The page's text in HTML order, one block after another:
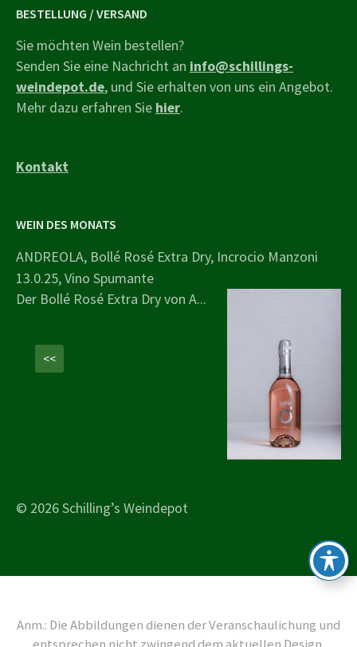
BESTELLUNG / VERSAND
Sie möchten Wein bestellen?
Senden Sie eine Nachricht an info@schillings-
weindepot.de, und Sie erhalten von uns ein Angebot.
Mehr dazu erfahren Sie hier.
Kontakt
WEIN DES MONATS
ANDREOLA, Bollé Rosé Extra Dry, Incrocio Manzoni
13.0.25, Vino Spumante
Der Bollé Rosé Extra Dry von A...
<<
© 2026 Schilling’s Weindepot
Anm.: Die Abbildungen dienen der Veranschaulichung und